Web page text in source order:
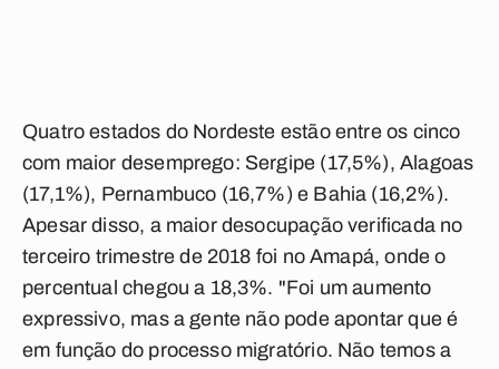
Quatro estados do Nordeste estão entre os cinco
com maior desemprego: Sergipe (17,5%), Alagoas
(17,1%), Pernambuco (16,7%) e Bahia (16,2%).
Apesar disso, a maior desocupação verificada no
terceiro trimestre de 2018 foi no Amapá, onde o
percentual chegou a 18,3%. "Foi um aumento
expressivo, mas a gente não pode apontar que é
em função do processo migratório. Não temos a